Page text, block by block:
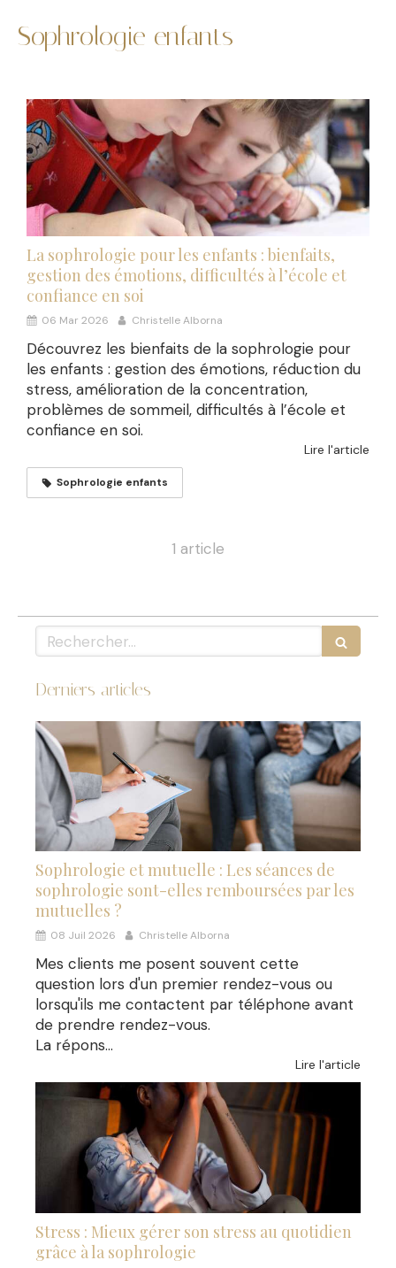
Sophrologie enfants
La sophrologie pour les enfants : bienfaits,
gestion des émotions, difficultés à l’école et
confiance en soi
06 Mar 2026 Christelle Alborna
Découvrez les bienfaits de la sophrologie pour
les enfants : gestion des émotions, réduction du
stress, amélioration de la concentration,
problèmes de sommeil, difficultés à l’école et
confiance en soi.
Lire l'article
Sophrologie enfants
1 article
Rechercher
Derniers articles
Sophrologie et mutuelle : Les séances de
sophrologie sont-elles remboursées par les
mutuelles ?
08 Juil 2026 Christelle Alborna
Mes clients me posent souvent cette
question lors d'un premier rendez-vous ou
lorsqu'ils me contactent par téléphone avant
de prendre rendez-vous.
La répons...
Lire l'article
Stress : Mieux gérer son stress au quotidien
grâce à la sophrologie